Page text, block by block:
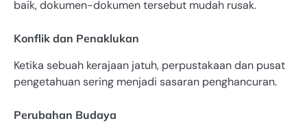
baik, dokumen-dokumen tersebut mudah rusak.
Konflik dan Penaklukan
Ketika sebuah kerajaan jatuh, perpustakaan dan pusat
pengetahuan sering menjadi sasaran penghancuran.
Perubahan Budaya